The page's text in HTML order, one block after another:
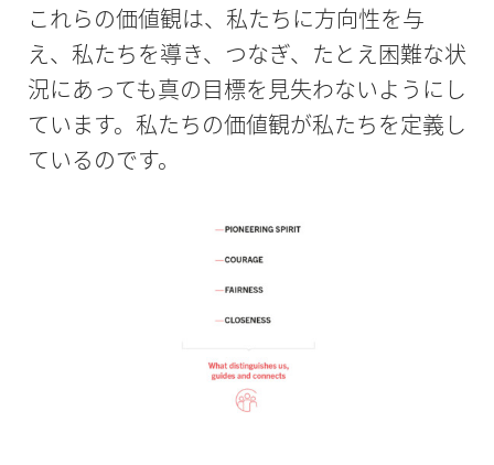
これらの価値観は、私たちに方向性を与
え、私たちを導き、つなぎ、たとえ困難な状
況にあっても真の目標を見失わないようにし
ています。私たちの価値観が私たちを定義し
ているのです。